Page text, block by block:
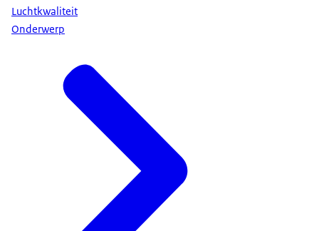
Luchtkwaliteit
Onderwerp